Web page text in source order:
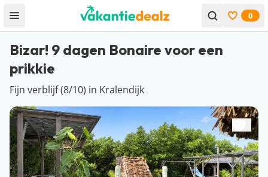
Open menu Bekijk
0
Bizar! 9 dagen Bonaire voor een
prikkie
Fijn verblijf (8/10) in Kralendijk